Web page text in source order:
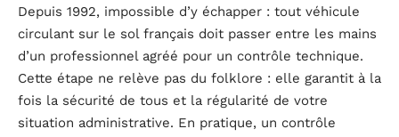
Depuis 1992, impossible d’y échapper : tout véhicule
circulant sur le sol français doit passer entre les mains
d’un professionnel agréé pour un contrôle technique.
Cette étape ne relève pas du folklore : elle garantit à la
fois la sécurité de tous et la régularité de votre
situation administrative. En pratique, un contrôle